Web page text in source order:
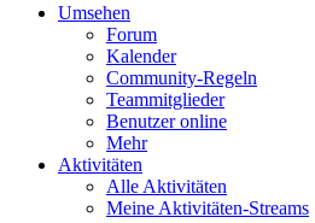
Umsehen
Forum
Kalender
Community-Regeln
Teammitglieder
Benutzer online
Mehr
Aktivitäten
Alle Aktivitäten
Meine Aktivitäten-Streams